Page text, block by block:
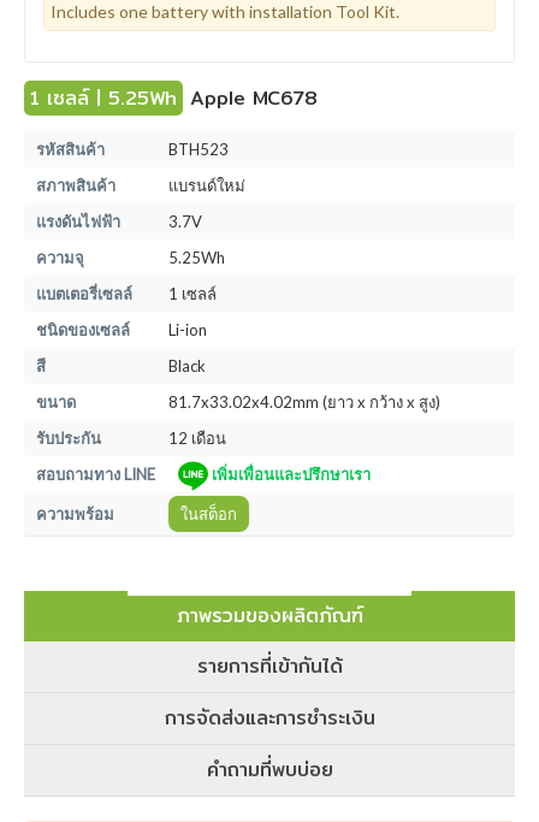
Includes one battery with installation Tool Kit.
1 เซลล์ | 5.25Wh Apple MC678
รหัสสินค้า
BTH523
สภาพสินค้า
แบรนด์ใหม่
แรงดันไฟฟ้า
3.7V
ความจุ
5.25Wh
แบตเตอรี่เซลล์
1 เซลล์
ชนิดของเซลล์
Li-ion
สี
Black
ขนาด
81.7x33.02x4.02mm (ยาว x กว้าง x สูง)
รับประกัน
12 เดือน
สอบถามทาง LINE
เพิ่มเพื่อนและปรึกษาเรา
ความพร้อม ในสต็อก
ภาพรวมของผลิตภัณฑ์
รายการที่เข้ากันได้
การจัดส่งและการชำระเงิน
คำถามที่พบบ่อย